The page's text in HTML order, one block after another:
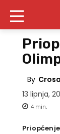
By
13 lipnja,
4 min.